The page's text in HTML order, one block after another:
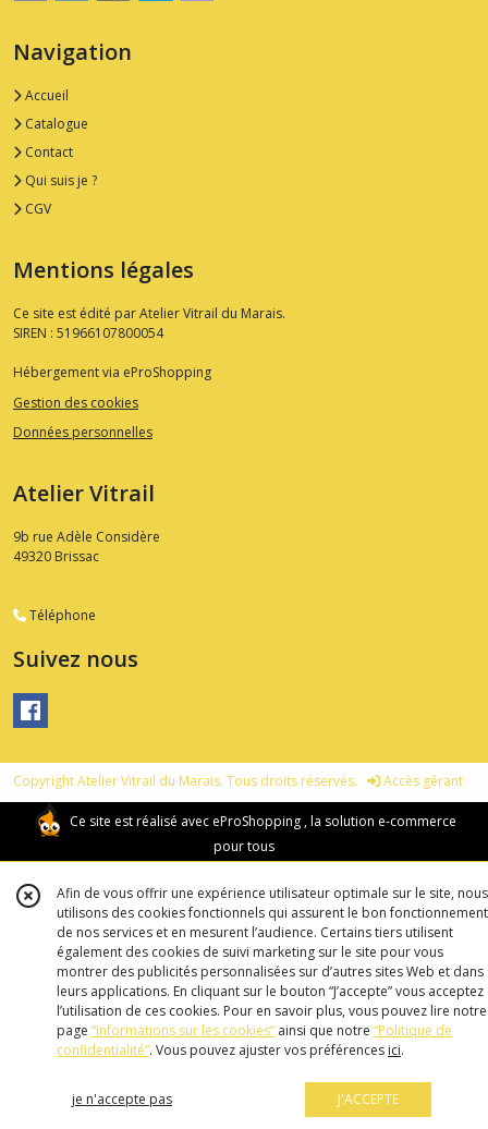
Navigation
Accueil
Catalogue
Contact
Qui suis je ?
CGV
Mentions légales
Ce site est édité par Atelier Vitrail du Marais.
SIREN : 51966107800054
Hébergement via eProShopping
Gestion des cookies
Données personnelles
Atelier Vitrail
9b rue Adèle Considère
49320 Brissac
Téléphone
Suivez nous
Copyright Atelier Vitrail du Marais. Tous droits réservés. Accès gérant
Ce site est réalisé avec eProShopping , la solution e-commerce
pour tous
Afin de vous offrir une expérience utilisateur optimale sur le site, nous
utilisons des cookies fonctionnels qui assurent le bon fonctionnement
de nos services et en mesurent l’audience. Certains tiers utilisent
également des cookies de suivi marketing sur le site pour vous
montrer des publicités personnalisées sur d’autres sites Web et dans
leurs applications. En cliquant sur le bouton “J’accepte” vous acceptez
l’utilisation de ces cookies. Pour en savoir plus, vous pouvez lire notre
page “Informations sur les cookies” ainsi que notre “Politique de
confidentialité“. Vous pouvez ajuster vos préférences ici.
je n'accepte pas J'ACCEPTE